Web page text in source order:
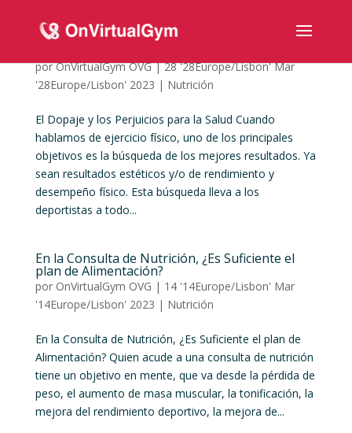
porOnVirtualGym OVG|28 '28Europe/Lisbon' Mar
'28Europe/Lisbon' 2023 | Nutrición
El Dopaje y los Perjuicios para la Salud Cuando
hablamos de ejercicio físico, uno de los principales
objetivos es la búsqueda de los mejores resultados. Ya
sean resultados estéticos y/o de rendimiento y
desempeño físico. Esta búsqueda lleva a los
deportistas a todo...
En la Consulta de Nutrición, ¿Es Suficiente el
plan de Alimentación?
por OnVirtualGym OVG | 14 '14Europe/Lisbon' Mar
'14Europe/Lisbon' 2023 | Nutrición
En la Consulta de Nutrición, ¿Es Suficiente el plan de
Alimentación? Quien acude a una consulta de nutrición
tiene un objetivo en mente, que va desde la pérdida de
peso, el aumento de masa muscular, la tonificación, la
mejora del rendimiento deportivo, la mejora de...